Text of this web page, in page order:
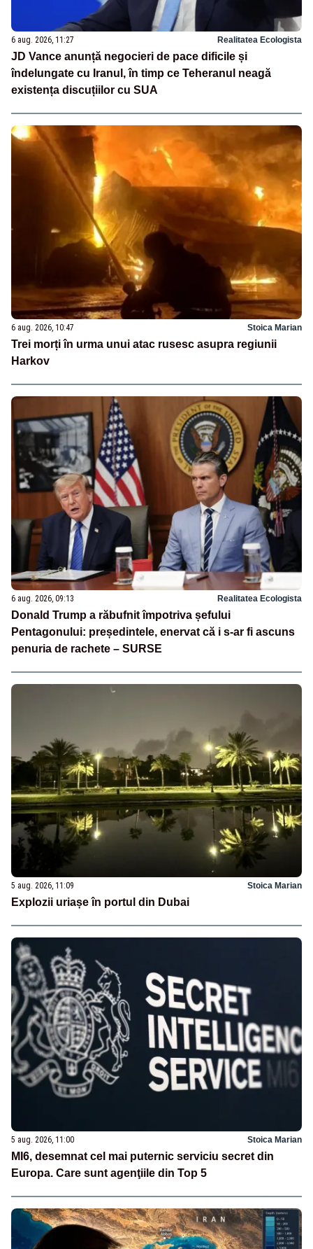
6 aug. 2026, 11:27 Realitatea Ecologista
JD Vance anunță negocieri de pace dificile și
îndelungate cu Iranul, în timp ce Teheranul neagă
existența discuțiilor cu SUA
6 aug. 2026, 10:47 Stoica Marian
Trei morți în urma unui atac rusesc asupra regiunii
Harkov
6 aug. 2026, 09:13 Realitatea Ecologista
Donald Trump a răbufnit împotriva șefului
Pentagonului: președintele, enervat că i s-ar fi ascuns
penuria de rachete – SURSE
5 aug. 2026, 11:09 Stoica Marian
Explozii uriașe în portul din Dubai
5 aug. 2026, 11:00 Stoica Marian
MI6, desemnat cel mai puternic serviciu secret din
Europa. Care sunt agenţiile din Top 5